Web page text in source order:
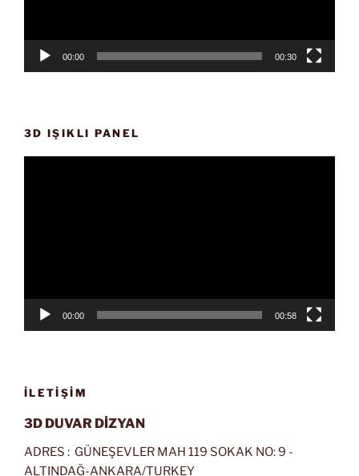
00:00 00:30
3D IŞIKLI PANEL
00:00 00:58
İLETIŞIM
3D DUVAR DİZYAN
ADRES : GÜNEŞEVLER MAH 119 SOKAK NO: 9 -
ALTINDAĞ-ANKARA/TURKEY